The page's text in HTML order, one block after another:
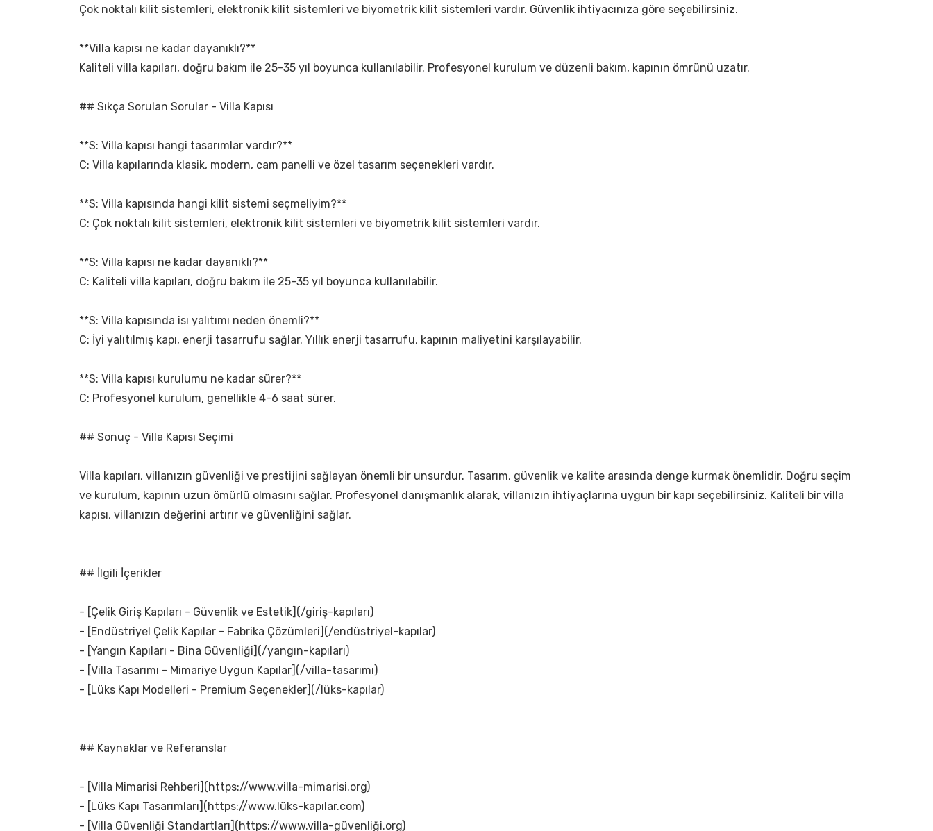
Çok noktalı kilit sistemleri, elektronik kilit sistemleri ve biyometrik kilit sistemleri vardır. Güvenlik ihtiyacınıza göre seçebilirsiniz.
**Villa kapısı ne kadar dayanıklı?**
Kaliteli villa kapıları, doğru bakım ile 25-35 yıl boyunca kullanılabilir. Profesyonel kurulum ve düzenli bakım, kapının ömrünü uzatır.
## Sıkça Sorulan Sorular - Villa Kapısı
**S: Villa kapısı hangi tasarımlar vardır?**
C: Villa kapılarında klasik, modern, cam panelli ve özel tasarım seçenekleri vardır.
**S: Villa kapısında hangi kilit sistemi seçmeliyim?**
C: Çok noktalı kilit sistemleri, elektronik kilit sistemleri ve biyometrik kilit sistemleri vardır.
**S: Villa kapısı ne kadar dayanıklı?**
C: Kaliteli villa kapıları, doğru bakım ile 25-35 yıl boyunca kullanılabilir.
**S: Villa kapısında isı yalıtımı neden önemli?**
C: İyi yalıtılmış kapı, enerji tasarrufu sağlar. Yıllık enerji tasarrufu, kapının maliyetini karşılayabilir.
**S: Villa kapısı kurulumu ne kadar sürer?**
C: Profesyonel kurulum, genellikle 4-6 saat sürer.
## Sonuç - Villa Kapısı Seçimi
Villa kapıları, villanızın güvenliği ve prestijini sağlayan önemli bir unsurdur. Tasarım, güvenlik ve kalite arasında denge kurmak önemlidir. Doğru seçim
ve kurulum, kapının uzun ömürlü olmasını sağlar. Profesyonel danışmanlık alarak, villanızın ihtiyaçlarına uygun bir kapı seçebilirsiniz. Kaliteli bir villa
kapısı, villanızın değerini artırır ve güvenliğini sağlar.
## İlgili İçerikler
- [Çelik Giriş Kapıları - Güvenlik ve Estetik](/giriş-kapıları)
- [Endüstriyel Çelik Kapılar - Fabrika Çözümleri](/endüstriyel-kapılar)
- [Yangın Kapıları - Bina Güvenliği](/yangın-kapıları)
- [Villa Tasarımı - Mimariye Uygun Kapılar](/villa-tasarımı)
- [Lüks Kapı Modelleri - Premium Seçenekler](/lüks-kapılar)
## Kaynaklar ve Referanslar
- [Villa Mimarisi Rehberi](https://www.villa-mimarisi.org)
- [Lüks Kapı Tasarımları](https://www.lüks-kapılar.com)
- [Villa Güvenliği Standartları](https://www.villa-güvenliği.org)